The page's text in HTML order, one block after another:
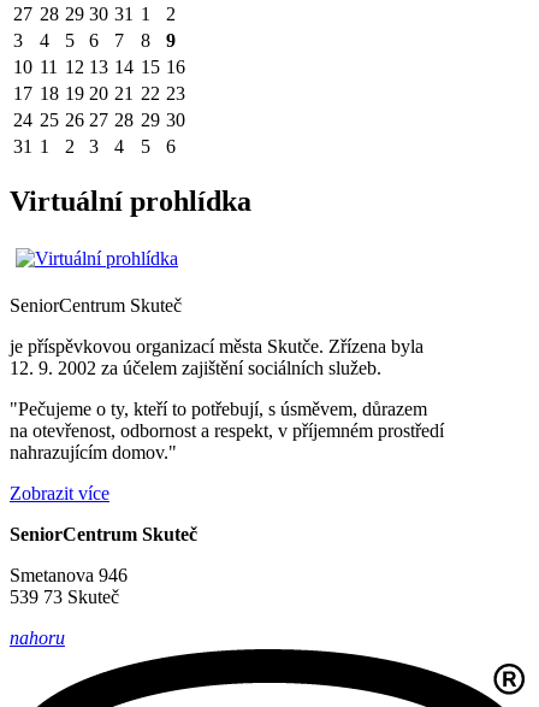
27 28 29 30 31 1
2
3
4 5 6 7 8
9
10 11 12 13 14 15 16
17 18 19 20 21 22 23
24 25 26 27 28 29 30
31 1 2 3 4 5 6
Virtuální prohlídka
SeniorCentrum Skuteč
je příspěvkovou organizací města Skutče. Zřízena byla
12. 9. 2002 za účelem zajištění sociálních služeb.
"Pečujeme o ty, kteří to potřebují, s úsměvem, důrazem
na otevřenost, odbornost a respekt, v příjemném prostředí
nahrazujícím domov."
Zobrazit více
SeniorCentrum Skuteč
Smetanova 946
539 73 Skuteč
nahoru